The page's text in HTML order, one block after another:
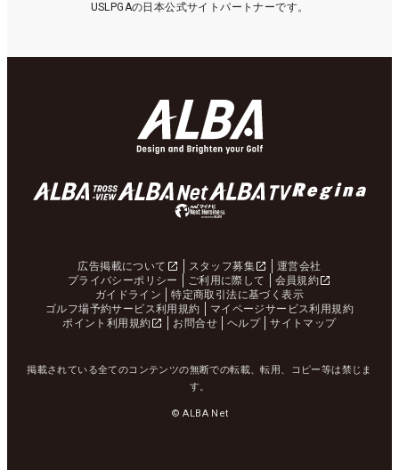
USLPGAの日本公式サイトパートナーです。
広告掲載について スタッフ募集
運営会社
プライバシーポリシー
ご利用に際して
会員規約
ガイドライン
特定商取引法に基づく表示
ゴルフ場予約サービス利用規約
マイページサービス利用規約
ポイント利用規約
お問合せ ヘルプ サイトマップ
掲載されている全てのコンテンツの無断での転載、転用、コピー等は禁じま
す。
© ALBA Net